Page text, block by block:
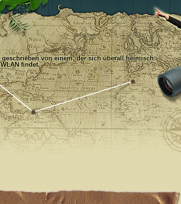
geschrieben von einem, der sich überall heimisch
findet.